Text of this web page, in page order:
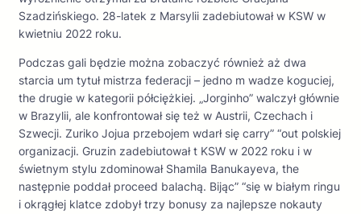
Szadzińskiego. 28-latek z Marsylii zadebiutował w KSW w
kwietniu 2022 roku.
Podczas gali będzie można zobaczyć również aż dwa
starcia um tytuł mistrza federacji – jedno m wadze koguciej,
the drugie w kategorii półciężkiej. „Jorginho” walczył głównie
w Brazylii, ale konfrontował się też w Austrii, Czechach i
Szwecji. Zuriko Jojua przebojem wdarł się carry” “out polskiej
organizacji. Gruzin zadebiutował t KSW w 2022 roku i w
świetnym stylu zdominował Shamila Banukayeva, the
następnie poddał proceed balachą. Bijąc” “się w białym ringu
i okrągłej klatce zdobył trzy bonusy za najlepsze nokauty